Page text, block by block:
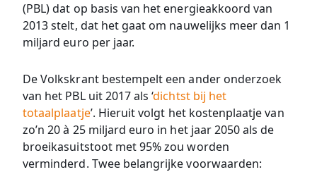
(PBL) dat op basis van het energieakkoord van
2013 stelt, dat het gaat om nauwelijks meer dan 1
miljard euro per jaar.
De Volkskrant bestempelt een ander onderzoek
van het PBL uit 2017 als ‘dichtst bij het
totaalplaatje’. Hieruit volgt het kostenplaatje van
zo’n 20 à 25 miljard euro in het jaar 2050 als de
broeikasuitstoot met 95% zou worden
verminderd. Twee belangrijke voorwaarden: